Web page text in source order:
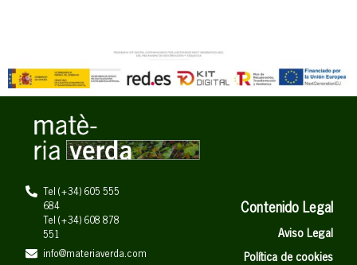
Tel (+34) 605 555
684
Tel (+34) 608 878
551
info@materiaverda.com
Contenido Legal
Aviso Legal
Política de cookies